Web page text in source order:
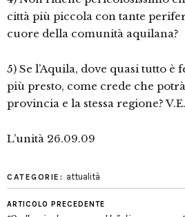
città più piccola con tante
cuore della comunità aquilana?
5) Se l’Aquila, dove quasi tutto
più presto, come crede che
provincia e la stessa regione? V.E.
L’unità 26.09.09
CATEGORIE: attualità
ARTICOLO PRECEDENTE